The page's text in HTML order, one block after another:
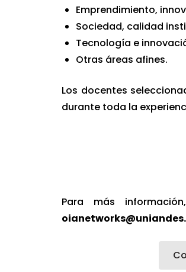
Emprendimiento,
Sociedad, calidad
Tecnología e
Otras áreas afines.
Los docentes
durante toda la
Para más